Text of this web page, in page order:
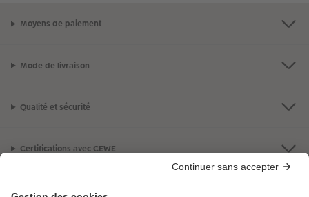
Moyens de paiement
Mode de livraison
Qualité et sécurité
Certifications avec CEWE
LES PRODUITS